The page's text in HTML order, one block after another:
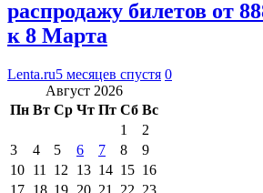
распродажу билетов от
к 8 Марта
Lenta.ru5 месяцев спустя 0
Август 2026
Пн Вт Ср Чт Пт Сб Вс
1
2
3
4 5 6 7 8
9
10 11 12 13 14 15 16
17 18 19 20 21 22 23